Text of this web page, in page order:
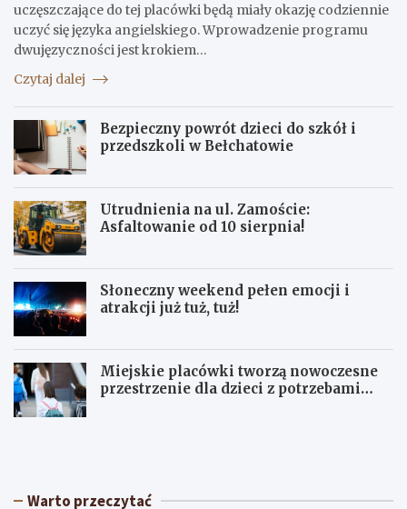
uczęszczające do tej placówki będą miały okazję codziennie
uczyć się języka angielskiego. Wprowadzenie programu
dwujęzyczności jest krokiem…
Czytaj dalej
Bezpieczny powrót dzieci do szkół i
przedszkoli w Bełchatowie
Utrudnienia na ul. Zamoście:
Asfaltowanie od 10 sierpnia!
Słoneczny weekend pełen emocji i
atrakcji już tuż, tuż!
Miejskie placówki tworzą nowoczesne
przestrzenie dla dzieci z potrzebami
S
c
U
w Warto przeczytać